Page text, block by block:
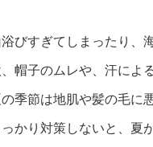
びすぎてしまったり、
帽子のムレや、汗によ
季節は地肌や髪の毛に
かり対策しないと、夏